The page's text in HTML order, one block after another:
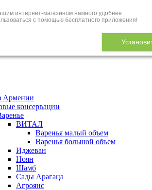
интернет-магазином намного удобнее
с помощью бесплатного приложения!
Армении
консервации
ВИТАЛ
Варенья малый объем
Варенья большой объем
Иджеван
Ноян
Шамб
Сады Арагаца
Агроянс